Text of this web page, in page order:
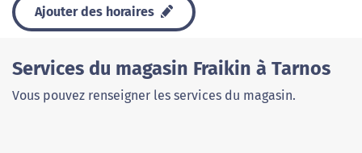
Ajouter des horaires
Services du magasin Fraikin à Tarnos
Vous pouvez renseigner les services du magasin.